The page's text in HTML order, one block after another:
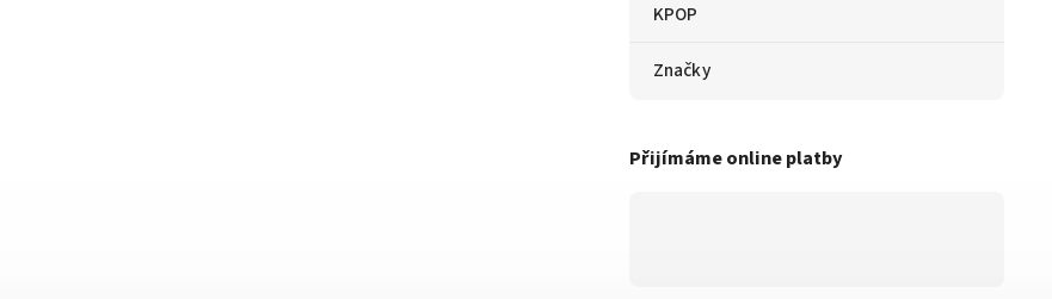
KPOP
Značky
Přijímáme online platby